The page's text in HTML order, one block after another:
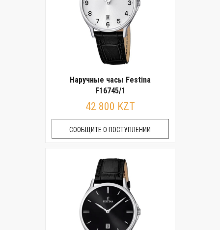
Наручные часы Festina
F16745/1
42 800 KZT
СООБЩИТЕ О ПОСТУПЛЕНИИ